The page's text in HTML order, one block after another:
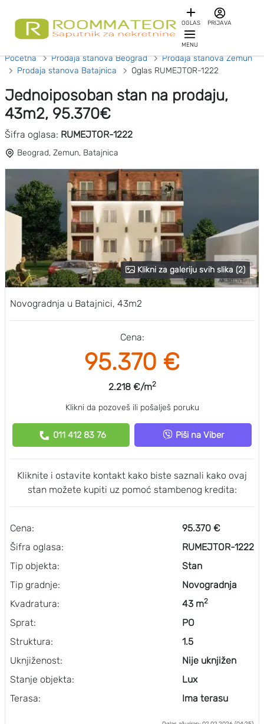
OGLAS PRIJAVA
MENU
Početna Prodaja stanova Beograd
Prodaja stanova Zemun
Prodaja stanova Batajnica
Oglas RUMEJTOR-1222
Jednoiposoban stan na prodaju,
43m2, 95.370€
Šifra oglasa: RUMEJTOR-1222
Beograd, Zemun, Batajnica
Klikni za galeriju svih slika (2)
Novogradnja u Batajnici, 43m2
Cena:
95.370 €
2.218 €/m2
Klikni da pozoveš ili pošalješ poruku
011 412 83 76 Piši na Viber
Kliknite i ostavite kontakt kako biste saznali kako ovaj
stan možete kupiti uz pomoć stambenog kredita:
Cena:
Šifra oglasa:
Tip objekta:
Tip gradnje:
Kvadratura:
Sprat:
Struktura:
Uknjiženost:
Stanje objekta:
Terasa:
95.370 €
RUMEJTOR-1222
Stan
Novogradnja
43 m2
PO
1.5
Nije uknjižen
Lux
Ima terasu